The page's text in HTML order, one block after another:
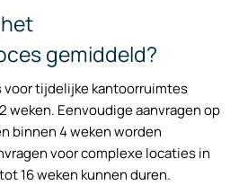
gemiddeld?
tijdelijke kantoorruimtes
weken. Eenvoudige aanvragen op
binnen 4 weken worden
voor complexe locaties in
16 weken kunnen duren.